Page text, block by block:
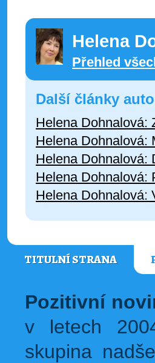
Helena
Přehled
Další články
Helena Dohnalová:
Helena Dohnalová:
Helena Dohnalová:
Helena Dohnalová:
Helena Dohnalová:
TITULNÍ STRANA
Pozitivní
v letech
skupina